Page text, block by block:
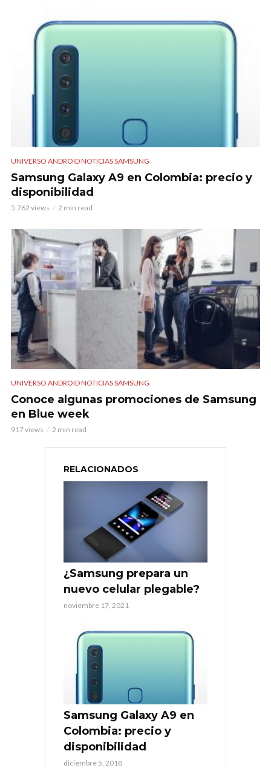
UNIVERSO ANDROID NOTICIAS SAMSUNG
Samsung Galaxy A9 en Colombia: precio y
disponibilidad
5.762 views 2 min read
UNIVERSO ANDROID NOTICIAS SAMSUNG
Conoce algunas promociones de Samsung
en Blue week
917 views 2 min read
RELACIONADOS
¿Samsung prepara un
nuevo celular plegable?
noviembre 17, 2021
Samsung Galaxy A9 en
Colombia: precio y
disponibilidad
diciembre 5, 2018